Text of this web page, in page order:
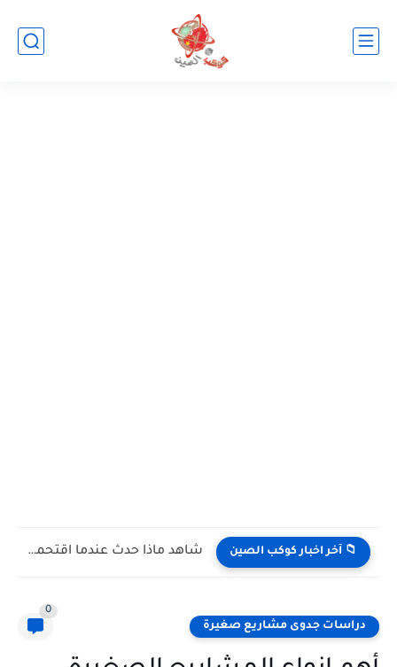
📁 آخر اخبار كوكب الصين شاهد كيف يتغلب النمس على الكوبرا في مواجهة تعتمد على...
دراسات جدوى مشاريع صغيرة
0